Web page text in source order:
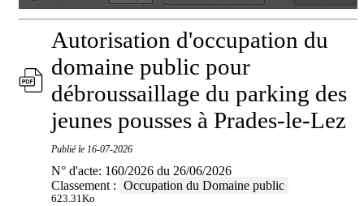
Autorisation d'occupation du
domaine public pour
débroussaillage du parking des
jeunes pousses à Prades-le-Lez
Publié le 16-07-2026
N° d'acte: 160/2026 du 26/06/2026
Classement : Occupation du Domaine public
623.31Ko